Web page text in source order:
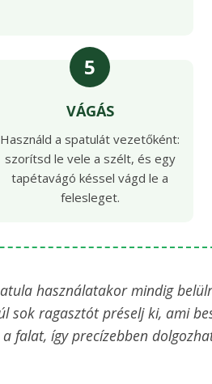
5
VÁGÁS
Használd a spatulát vezetőként:
szorítsd le vele a szélt, és egy
tapétavágó késsel vágd le a
felesleget.
használatakor mindig
sok ragasztót préselj ki, ami
falat, így precízebben